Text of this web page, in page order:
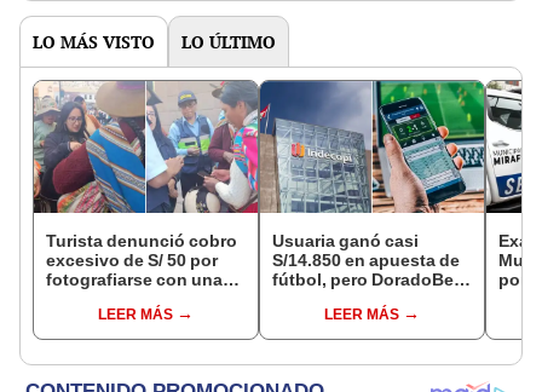
LO MÁS VISTO LO ÚLTIMO
Turista denunció cobro
excesivo de S/ 50 por
fotografiarse con una
Serenazgo recuperó el
dinero
LEER MÁS
Usuaria ganó casi
S/14.850 en apuesta de
fútbol, pero DoradoBet
Indecopi multó a la
empresa con más de S/
LEER MÁS
por